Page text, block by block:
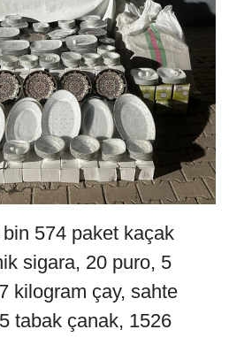
574 paket kaçak
sigara, 20 puro, 5
kilogram çay, sahte
tabak çanak, 1526